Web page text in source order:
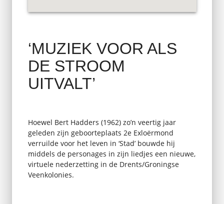
‘MUZIEK VOOR ALS
DE STROOM
UITVALT’
Hoewel Bert Hadders (1962) zo’n veertig jaar
geleden zijn geboorteplaats 2e Exloërmond
verruilde voor het leven in ‘Stad’ bouwde hij
middels de personages in zijn liedjes een nieuwe,
virtuele nederzetting in de Drents/Groningse
Veenkolonies.